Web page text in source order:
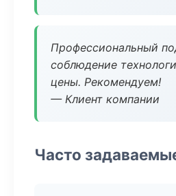
Профессиональный
соблюдение
цены. Рекомендуем!
— Клиент компании
Часто